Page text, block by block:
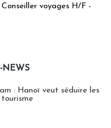
voyages H/F -
NEWS
: Hanoï veut séduire les